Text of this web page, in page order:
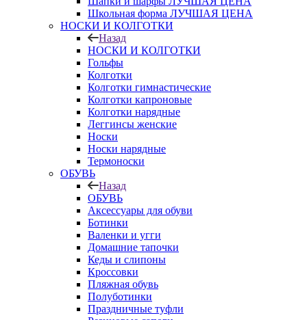
Школьная форма ЛУЧШАЯ ЦЕНА
НОСКИ И КОЛГОТКИ
Назад
НОСКИ И КОЛГОТКИ
Гольфы
Колготки
Колготки гимнастические
Колготки капроновые
Колготки нарядные
Леггинсы женские
Носки
Носки нарядные
Термоноски
ОБУВЬ
Назад
ОБУВЬ
Аксессуары для обуви
Ботинки
Валенки и угги
Домашние тапочки
Кеды и слипоны
Кроссовки
Пляжная обувь
Полуботинки
Праздничные туфли